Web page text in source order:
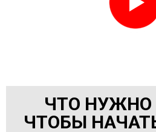
ЧТО НУЖНО
ЧТОБЫ